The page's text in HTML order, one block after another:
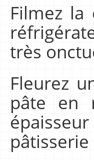
Filmez
très
Fleurez
pâte en